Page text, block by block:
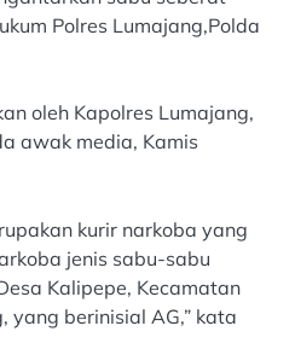
Polres Lumajang,Polda
oleh Kapolres Lumajang,
awak media, Kamis
kurir narkoba yang
jenis sabu-sabu
Kalipepe, Kecamatan
yang berinisial AG,” kata